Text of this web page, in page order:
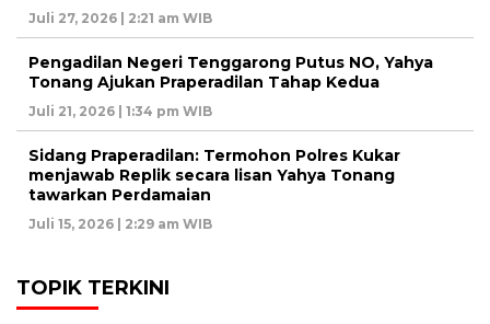
Juli 27, 2026 | 2:21 am WIB
Pengadilan Negeri Tenggarong Putus NO, Yahya
Tonang Ajukan Praperadilan Tahap Kedua
Juli 21, 2026 | 1:34 pm WIB
Sidang Praperadilan: Termohon Polres Kukar
menjawab Replik secara lisan Yahya Tonang
tawarkan Perdamaian
Juli 15, 2026 | 2:29 am WIB
TOPIK TERKINI